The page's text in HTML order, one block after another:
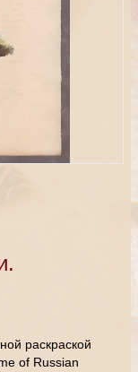
раскраской
of Russian